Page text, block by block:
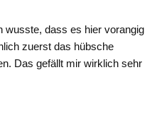
wusste, dass es hier vorangig
zuerst das hübsche
Das gefällt mir wirklich sehr